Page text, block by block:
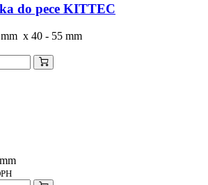
do pece KITTEC
x 40 - 55 mm